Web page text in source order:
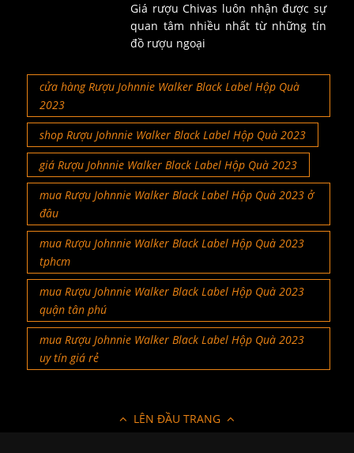
Giá rượu Chivas luôn nhận được sự
quan tâm nhiều nhất từ những tín
đồ rượu ngoại
cửa hàng Rượu Johnnie Walker Black Label Hộp Quà
2023
shop Rượu Johnnie Walker Black Label Hộp Quà 2023
giá Rượu Johnnie Walker Black Label Hộp Quà 2023
mua Rượu Johnnie Walker Black Label Hộp Quà 2023 ở
đâu
mua Rượu Johnnie Walker Black Label Hộp Quà 2023
tphcm
mua Rượu Johnnie Walker Black Label Hộp Quà 2023
quận tân phú
mua Rượu Johnnie Walker Black Label Hộp Quà 2023
uy tín giá rẻ
LÊN ĐẦU TRANG